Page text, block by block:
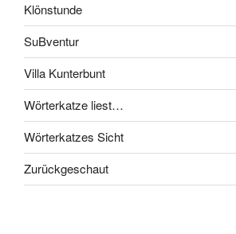
Klönstunde
SuBventur
Villa Kunterbunt
Wörterkatze liest…
Wörterkatzes Sicht
Zurückgeschaut